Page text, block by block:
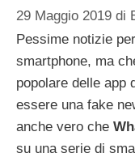
29 Maggio 2019 di
Pessime notizie
smartphone, ma
popolare delle app
essere una fake
anche vero che
su una serie di